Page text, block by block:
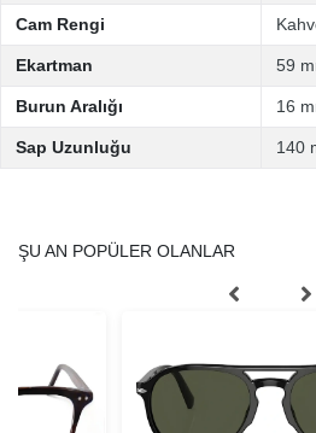
Cam Rengi
Ekartman 59
Burun Aralığı 16
Sap Uzunluğu 140
ŞU AN POPÜLER OLANLAR